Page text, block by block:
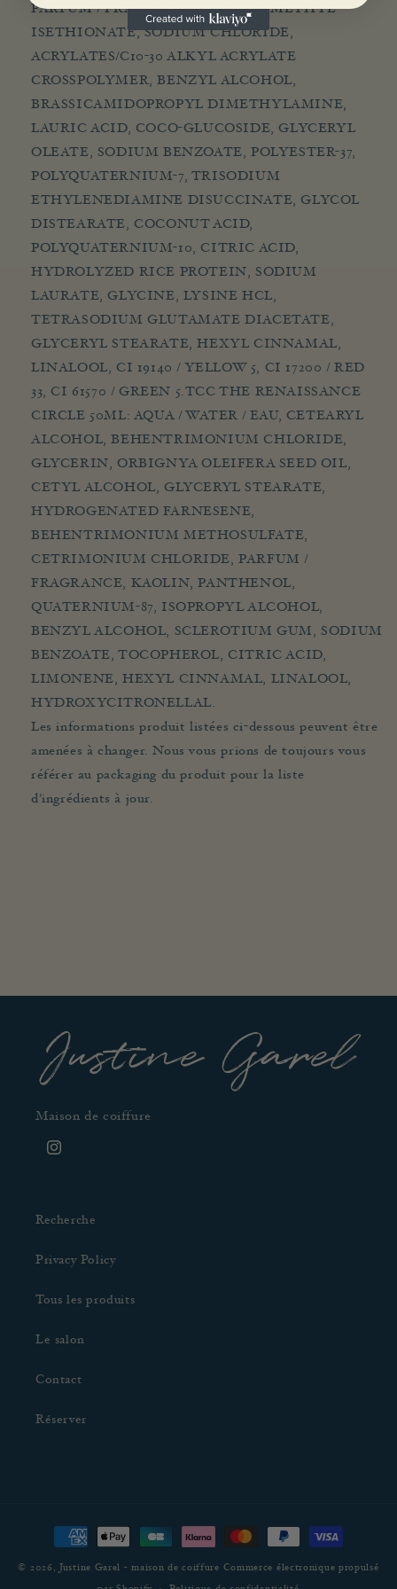
PARFUM / FRAGRANCE, SODIUM METHYL
ISETHIONATE, SODIUM CHLORIDE,
ACRYLATES/C10-30 ALKYL ACRYLATE
CROSSPOLYMER, BENZYL ALCOHOL,
BRASSICAMIDOPROPYL DIMETHYLAMINE,
LAURIC ACID, COCO-GLUCOSIDE, GLYCERYL
OLEATE, SODIUM BENZOATE, POLYESTER-37,
POLYQUATERNIUM-7, TRISODIUM
ETHYLENEDIAMINE DISUCCINATE, GLYCOL
DISTEARATE, COCONUT ACID,
POLYQUATERNIUM-10, CITRIC ACID,
HYDROLYZED RICE PROTEIN, SODIUM
LAURATE, GLYCINE, LYSINE HCL,
TETRASODIUM GLUTAMATE DIACETATE,
GLYCERYL STEARATE, HEXYL CINNAMAL,
LINALOOL, CI 19140 / YELLOW 5, CI 17200 / RED
33, CI 61570 / GREEN 5.TCC THE RENAISSANCE
CIRCLE 50ML: AQUA / WATER / EAU, CETEARYL
ALCOHOL, BEHENTRIMONIUM CHLORIDE,
GLYCERIN, ORBIGNYA OLEIFERA SEED OIL,
CETYL ALCOHOL, GLYCERYL STEARATE,
HYDROGENATED FARNESENE,
BEHENTRIMONIUM METHOSULFATE,
CETRIMONIUM CHLORIDE, PARFUM /
FRAGRANCE, KAOLIN, PANTHENOL,
QUATERNIUM-87, ISOPROPYL ALCOHOL,
BENZYL ALCOHOL, SCLEROTIUM GUM, SODIUM
BENZOATE, TOCOPHEROL, CITRIC ACID,
LIMONENE, HEXYL CINNAMAL, LINALOOL,
HYDROXYCITRONELLAL.
Les informations produit listées ci-dessous peuvent être
amenées à changer. Nous vous prions de toujours vous
référer au packaging du produit pour la liste
d’ingrédients à jour.
Justine Garel
Maison de coiffure
Instagram
Recherche
Privacy Policy
Tous les produits
Le salon
Contact
Réserver
Moyens
paiement
© 2026, Justine Garel - maison de coiffure Commerce électronique propulsé